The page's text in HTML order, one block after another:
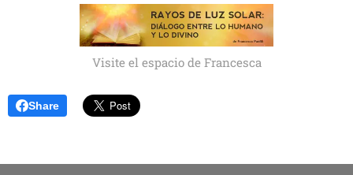
Visite el espacio de Francesca
Share